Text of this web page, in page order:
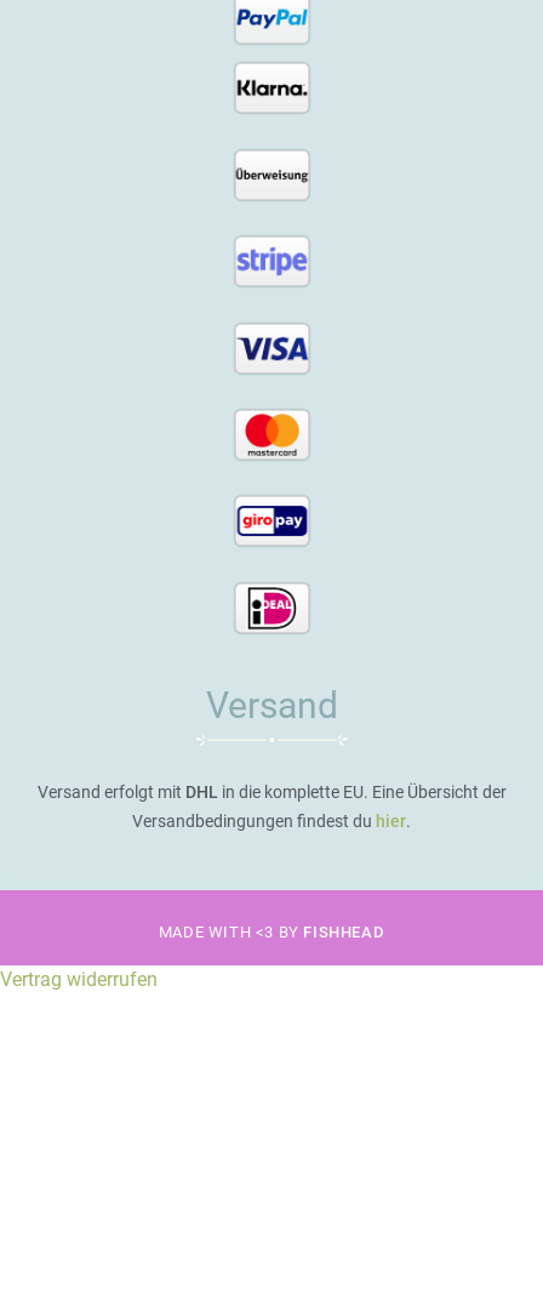
Versand
Versand erfolgt mit DHL in die komplette EU. Eine Übersicht der
Versandbedingungen findest du hier.
MADE WITH <3 BY FISHHEAD
Vertrag widerrufen